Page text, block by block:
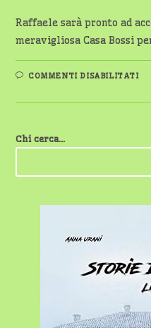
Raffaele sarà pronto ad
meravigliosa Casa Bossi
COMMENTI DISABILITATISU
Chi cerca...